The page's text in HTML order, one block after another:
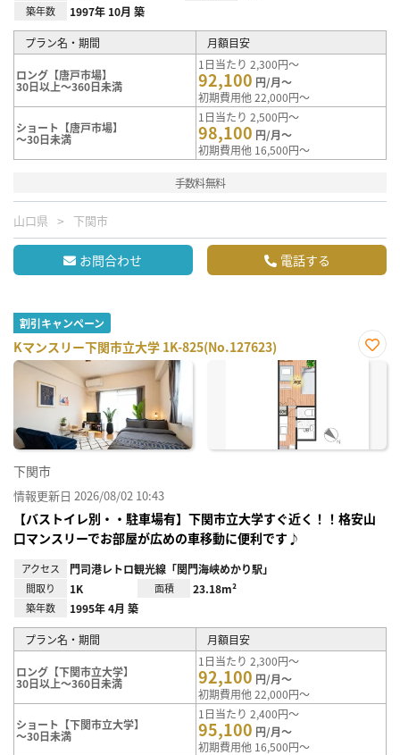
築年数 1997年 10月 築
プラン名・期間 月額目安
ロング【唐戸市場】
30日以上～360日未満
1日当たり 2,300円～
92,100 円/月～
初期費用他 22,000円～
ショート【唐戸市場】
～30日未満
1日当たり 2,500円～
98,100 円/月～
初期費用他 16,500円～
手数料無料
山口県 下関市
お問合わせ 電話する
割引キャンペーン
Kマンスリー下関市立大学 1K-825(No.127623)
お気
下関市
情報更新日 2026/08/02 10:43
【バストイレ別・・駐車場有】下関市立大学すぐ近く！！格安山
口マンスリーでお部屋が広めの車移動に便利です♪
アクセス 門司港レトロ観光線「関門海峡めかり駅」
間取り 1K 面積 23.18m²
築年数 1995年 4月 築
プラン名・期間 月額目安
ロング【下関市立大学】
30日以上～360日未満
1日当たり 2,300円～
92,100 円/月～
初期費用他 22,000円～
ショート【下関市立大学】
～30日未満
1日当たり 2,400円～
95,100 円/月～
初期費用他 16,500円～